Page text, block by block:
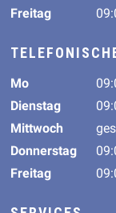
Freitag
Wochentag
Mo
Dienstag
Mittwoch
Donnerstag
Freitag